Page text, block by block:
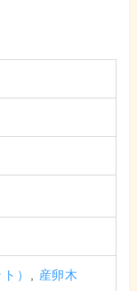
） , 産卵木